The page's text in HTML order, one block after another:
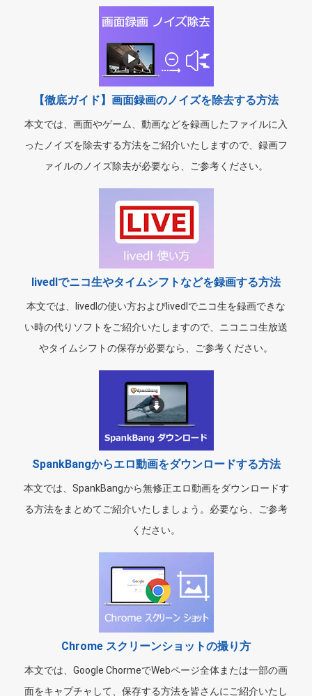
【徹底ガイド】画面録画のノイズを除去する方法
本文では、画面やゲーム、動画などを録画したファイルに入
ったノイズを除去する方法をご紹介いたしますので、録画フ
ァイルのノイズ除去が必要なら、ご参考ください。
livedlでニコ生やタイムシフトなどを録画する方法
本文では、livedlの使い方およびlivedlでニコ生を録画できな
い時の代りソフトをご紹介いたしますので、ニコニコ生放送
やタイムシフトの保存が必要なら、ご参考ください。
SpankBangからエロ動画をダウンロードする方法
本文では、SpankBangから無修正エロ動画をダウンロードす
る方法をまとめてご紹介いたしましょう。必要なら、ご参考
ください。
Chrome スクリーンショットの撮り方
本文では、Google ChormeでWebページ全体または一部の画
面をキャプチャして、保存する方法を皆さんにご紹介いたし